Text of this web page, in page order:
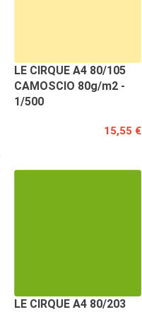
LE CIRQUE A4 80/105
CAMOSCIO 80g/m2 -
1/500
15,55 €
LE CIRQUE A4 80/203